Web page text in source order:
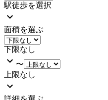
駅徒歩を選択
面積を選ぶ
下限なし
〜
上限なし